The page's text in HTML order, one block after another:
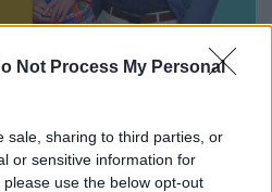
Not Process My Personal
sale, sharing to third parties, or
or sensitive information for
use the below opt-out
az RTL+ felületén!
RTL.hu az elsők között